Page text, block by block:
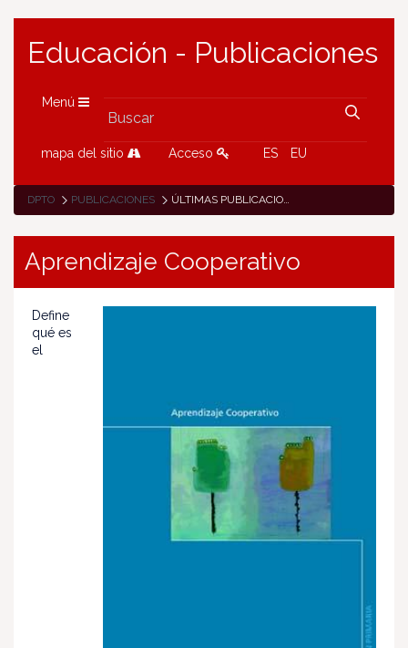
Educación - Publicaciones
Menú
mapa del sitio Acceso ES EU
DPTO PUBLICACIONES ÚLTIMAS PUBLICACIONES
Aprendizaje Cooperativo
Define
qué es
el